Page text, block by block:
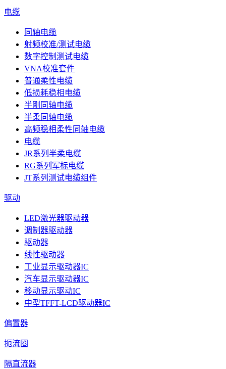
电缆
同轴电缆
射频校准/测试电缆
数字控制测试电缆
VNA校准套件
普通柔性电缆
低损耗稳相电缆
半刚同轴电缆
半柔同轴电缆
高频稳相柔性同轴电缆
电缆
JR系列半柔电缆
RG系列军标电缆
JT系列测试电缆组件
驱动
LED激光器驱动器
调制器驱动器
驱动器
线性驱动器
工业显示驱动器IC
汽车显示驱动器IC
移动显示驱动IC
中型TFFT-LCD驱动器IC
偏置器
扼流圈
隔直流器